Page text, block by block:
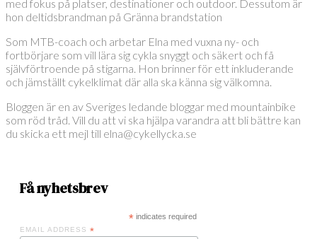
med fokus på platser, destinationer och outdoor. Dessutom är
hon deltidsbrandman på Gränna brandstation
Som MTB-coach och arbetar Elna med vuxna ny- och
fortbörjare som vill lära sig cykla snyggt och säkert och få
självförtroende på stigarna. Hon brinner för ett inkluderande
och jämställt cykelklimat där alla ska känna sig välkomna.
Bloggen är en av Sveriges ledande bloggar med mountainbike
som röd tråd. Vill du att vi ska hjälpa varandra att bli bättre kan
du skicka ett mejl till elna@cykellycka.se
Få nyhetsbrev
*indicates required
EMAIL ADDRESS *